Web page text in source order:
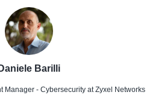
Daniele Barilli
Manager - Cybersecurityat Zyxel Networks